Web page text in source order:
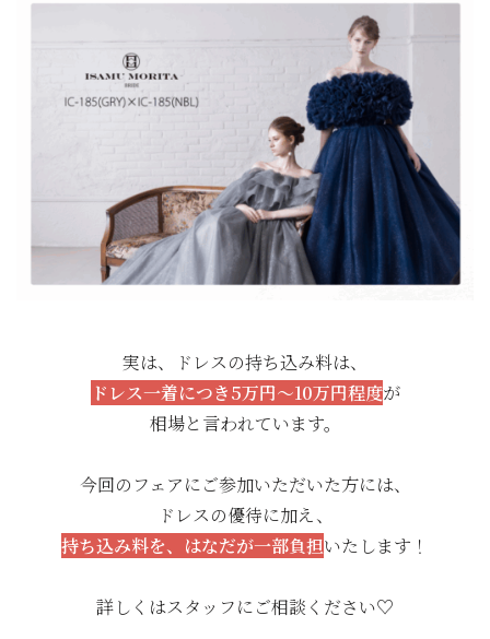
実は、ドレスの持ち込み料は、
ドレス一着につき5万円～10万円程度が
相場と言われています。
今回のフェアにご参加いただいた方には、
ドレスの優待に加え、
持ち込み料を、はなだが一部負担いたします！
詳しくはスタッフにご相談ください♡